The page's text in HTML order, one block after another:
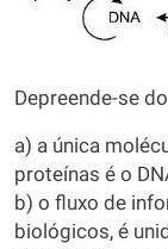
Depreende-se
a) a única
proteínas é o
b) o fluxo de
biológicos, é